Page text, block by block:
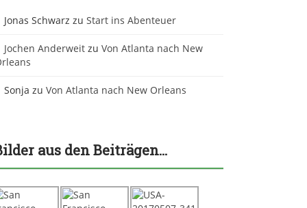
Jonas Schwarz zu Start ins Abenteuer
Jochen Anderweit zu Von Atlanta nach New
Sonja zu Von Atlanta nach New Orleans
aus den Beiträgen…